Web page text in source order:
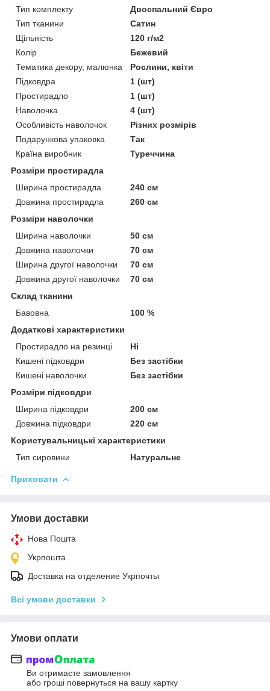
Тип комплекту
Двоспальний Євро
Тип тканини
Сатин
Щільність
120 г/м2
Колір
Бежевий
Тематика декору, малюнка
Рослини, квіти
Підковдра
1 (шт)
Простирадло
1 (шт)
Наволочка
4 (шт)
Особливість наволочок
Різних розмірів
Подарункова упаковка
Так
Країна виробник
Туреччина
Розміри простирадла
Ширина простирадла
240 см
Довжина простирадла
260 см
Розміри наволочки
Ширина наволочки
50 см
Довжина наволочки
70 см
Ширина другої наволочки
70 см
Довжина другої наволочки
70 см
Склад тканини
Бавовна
100 %
Додаткові характеристики
Простирадло на резинці
Ні
Кишені підковдри
Без застібки
Кишені наволочки
Без застібки
Розміри підковдри
Ширина підковдри
200 см
Довжина підковдри
220 см
Користувальницькі характеристики
Тип сировини
Натуральне
Приховати
Умови доставки
Нова Пошта
Укрпошта
Доставка на отделение Укрпочты
Всі умови доставки
Умови оплати
Ви отримаєте замовлення
або гроші повернуться на вашу картку